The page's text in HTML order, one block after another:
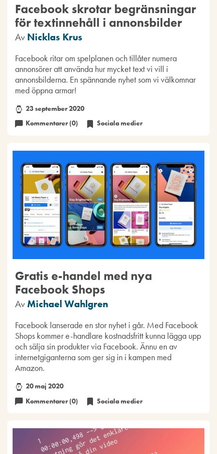
Facebook skrotar begränsningar
för textinnehåll i annonsbilder
Av Nicklas Krus
Facebook ritar om spelplanen och tillåter numera
annonsörer att använda hur mycket text vi vill i
annonsbilderna. En spännande nyhet som vi välkomnar
med öppna armar!
23 september 2020
Kommentarer (0)
Sociala medier
Gratis e-handel med nya
Facebook Shops
Av Michael Wahlgren
Facebook lanserade en stor nyhet i går. Med Facebook
Shops kommer e-handlare kostnadsfritt kunna lägga upp
och sälja sin produkter via Facebook. Ännu en av
internetgiganterna som ger sig in i kampen med
Amazon.
20 maj 2020
Kommentarer (0)
Sociala medier